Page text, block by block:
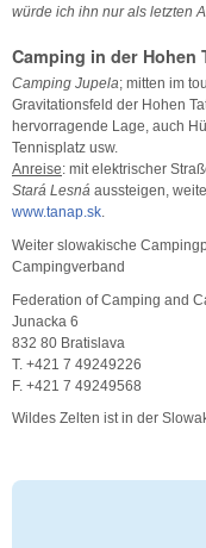
würde ich ihn nur als letzten
Camping in der Hohen
Camping Jupela; mitten im
Gravitationsfeld der Hohen
hervorragende Lage, auch
Tennisplatz usw.
Anreise: mit elektrischer
Stará Lesná aussteigen,
www.tanap.sk.
Weiter slowakische
Campingverband
Federation of Camping and
Junacka 6
832 80 Bratislava
T. +421 7 49249226
F. +421 7 49249568
Wildes Zelten ist in der